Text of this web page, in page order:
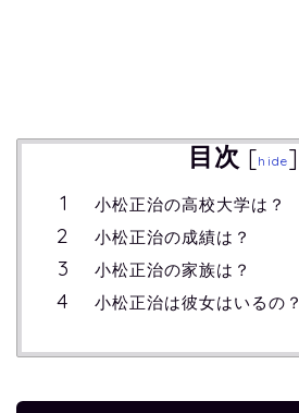
目次 [hide]
小松正治の高校大学は？
小松正治の成績は？
小松正治の家族は？
小松正治は彼女はいるの？